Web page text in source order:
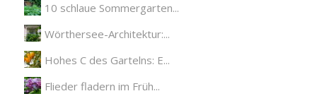
10 schlaue Sommergarten...
Wörthersee-Architektur:...
Hohes C des Gartelns: E...
Flieder fladern im Früh...